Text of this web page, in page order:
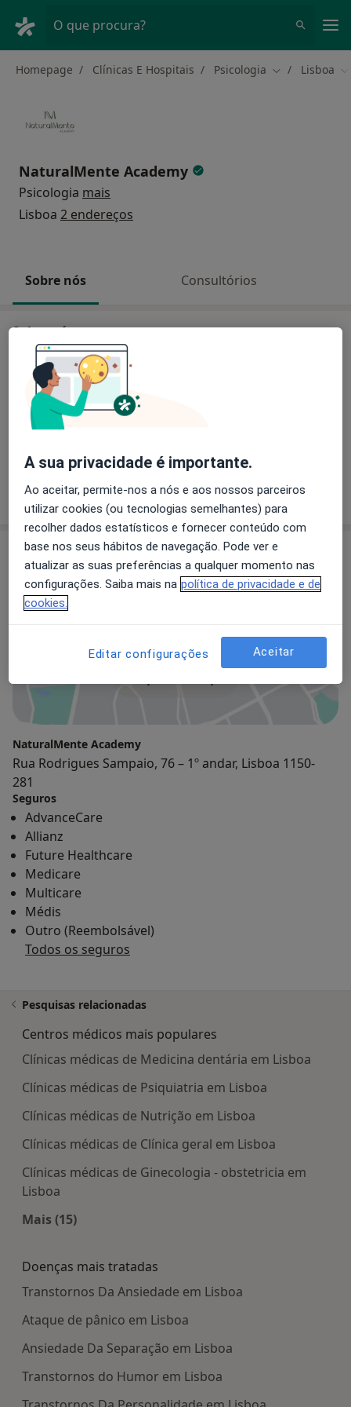
O que procura?
Homepage Clínicas E Hospitais Psicologia Mudar de
Lisboa
NaturalMente Academy
Psicologia mais
Lisboa 2 endereços
Sobre nós Consultórios
Sobre nós
A NaturalMente Academy é um coletivo de
profissionais comprometidos com a missão e o
propósito de cuidar da sua saúde e bem-estar geral.
A NaturalMente Academy é sobre pessoas que dão o
seu melhor todos os dias, para o levar a sentir a sua
versão mais pura e genuina, com alegria e conexão
com o seu verdadeiro EU.
Conheça os nossos sete eixos de atuação:
Mental Health l Nutrition l Nature l Psychologist l
Coaching l Training l Business
https://naturalmenteacademy.pt/
mais Quem somos
Consultórios (2)
Morada 1 Morada 2
NaturalMente Academy
Rua Rodrigues Sampaio, 76 – 1º andar, Lisboa 1150-
281
Seguros
AdvanceCare
Allianz
Future Healthcare
Medicare
Multicare
Médis
Outro (Reembolsável)
Todos os seguros
Pesquisas relacionadas
Centros médicos mais populares
Clínicas médicas de Medicina dentária em Lisboa
Clínicas médicas de Psiquiatria em Lisboa
Clínicas médicas de Nutrição em Lisboa
Clínicas médicas de Clínica geral em Lisboa
Clínicas médicas de Ginecologia - obstetricia em
Lisboa
Mais (15)
Doenças mais tratadas
Transtornos Da Ansiedade em Lisboa
Ataque de pânico em Lisboa
Ansiedade Da Separação em Lisboa
Transtornos do Humor em Lisboa
A sua privacidade é importante.
Ao aceitar, permite-nos a nós e aos nossos parceiros
utilizar cookies (ou tecnologias semelhantes) para
recolher dados estatísticos e fornecer conteúdo com
base nos seus hábitos de navegação. Pode ver e
atualizar as suas preferências a qualquer momento nas
configurações. Saiba mais na política de privacidade e de
cookies.
Editar configurações Aceitar